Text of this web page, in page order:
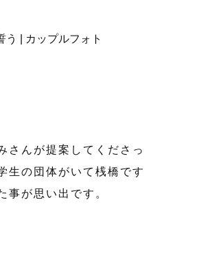
さんが提案してくださっ
生の団体がいて桟橋です
事が思い出です。